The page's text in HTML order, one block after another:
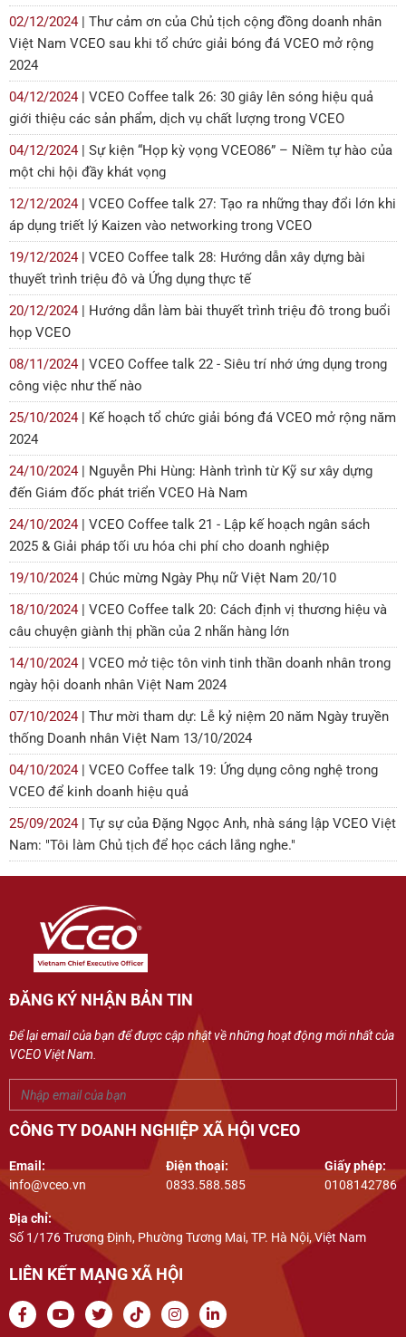
02/12/2024 | Thư cảm ơn của Chủ tịch cộng đồng doanh nhân
Việt Nam VCEO sau khi tổ chức giải bóng đá VCEO mở rộng
2024
04/12/2024 | VCEO Coffee talk 26: 30 giây lên sóng hiệu quả
giới thiệu các sản phẩm, dịch vụ chất lượng trong VCEO
04/12/2024 | Sự kiện “Họp kỳ vọng VCEO86” – Niềm tự hào của
một chi hội đầy khát vọng
12/12/2024 | VCEO Coffee talk 27: Tạo ra những thay đổi lớn khi
áp dụng triết lý Kaizen vào networking trong VCEO
19/12/2024 | VCEO Coffee talk 28: Hướng dẫn xây dựng bài
thuyết trình triệu đô và Ứng dụng thực tế
20/12/2024 | Hướng dẫn làm bài thuyết trình triệu đô trong buổi
họp VCEO
08/11/2024 | VCEO Coffee talk 22 - Siêu trí nhớ ứng dụng trong
công việc như thế nào
25/10/2024 | Kế hoạch tổ chức giải bóng đá VCEO mở rộng năm
2024
24/10/2024 | Nguyễn Phi Hùng: Hành trình từ Kỹ sư xây dựng
đến Giám đốc phát triển VCEO Hà Nam
24/10/2024 | VCEO Coffee talk 21 - Lập kế hoạch ngân sách
2025 & Giải pháp tối ưu hóa chi phí cho doanh nghiệp
19/10/2024 | Chúc mừng Ngày Phụ nữ Việt Nam 20/10
18/10/2024 | VCEO Coffee talk 20: Cách định vị thương hiệu và
câu chuyện giành thị phần của 2 nhãn hàng lớn
14/10/2024 | VCEO mở tiệc tôn vinh tinh thần doanh nhân trong
ngày hội doanh nhân Việt Nam 2024
07/10/2024 | Thư mời tham dự: Lễ kỷ niệm 20 năm Ngày truyền
thống Doanh nhân Việt Nam 13/10/2024
04/10/2024 | VCEO Coffee talk 19: Ứng dụng công nghệ trong
VCEO để kinh doanh hiệu quả
25/09/2024 | Tự sự của Đặng Ngọc Anh, nhà sáng lập VCEO Việt
Nam: "Tôi làm Chủ tịch để học cách lắng nghe."
ĐĂNG KÝ NHẬN BẢN TIN
Để lại email của bạn để được cập nhật về những hoạt động mới nhất của
VCEO Việt Nam.
CÔNG TY DOANH NGHIỆP XÃ HỘI VCEO
Email:
info@vceo.vn
Điện thoại:
0833.588.585
Giấy phép:
0108142786
Địa chỉ:
Số 1/176 Trương Định, Phường Tương Mai, TP. Hà Nội, Việt Nam
LIÊN KẾT MẠNG XÃ HỘI